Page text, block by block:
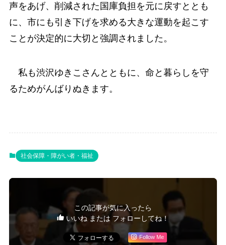
声をあげ、削減された国庫負担を元に戻すととも
に、市にも引き下げを求める大きな運動を起こす
ことが決定的に大切と強調されました。
私も渋沢ゆきこさんとともに、命と暮らしを守
るためがんばりぬきます。
社会保障・障がい者・福祉
この記事が気に入ったら
いいね または フォローしてね！
Follow Me